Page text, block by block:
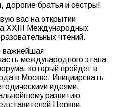
дорогие братья и сестры!
вас на открытии
ХХIII Международных
чтений.
важнейшая
международного этапа
который пройдет в
в Москве. Инициировать
идеями,
развитию
Церкви,